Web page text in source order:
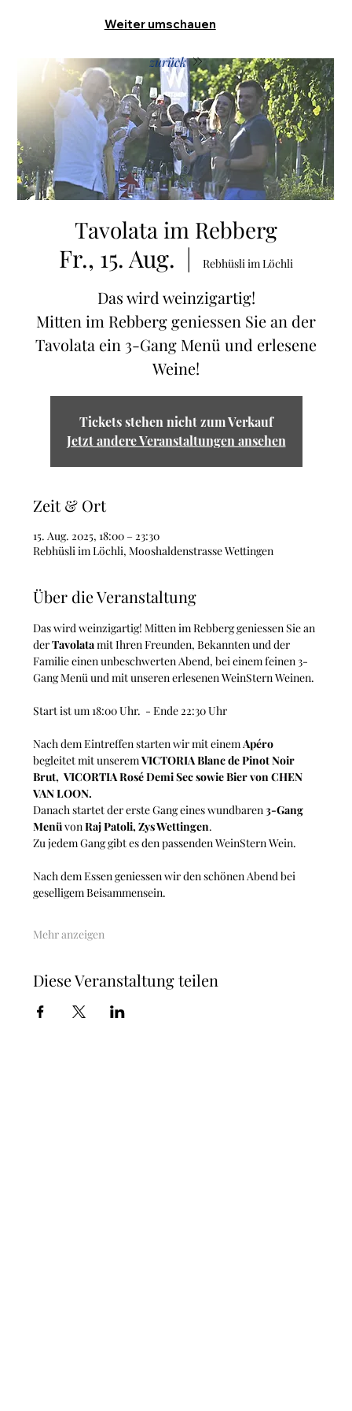
Weiter umschauen
Tavolata im Rebberg
Fr., 15. Aug.
  |
Rebhüsli im Löchli
Das wird weinzigartig!
Mitten im Rebberg geniessen Sie an der
Tavolata ein 3-Gang Menü und erlesene
Weine!
Tickets stehen nicht zum Verkauf
Jetzt andere Veranstaltungen ansehen
Zeit & Ort
15. Aug. 2025, 18:00 – 23:30
Rebhüsli im Löchli, Mooshaldenstrasse Wettingen
Über die Veranstaltung
Das wird weinzigartig! Mitten im Rebberg geniessen Sie an
der Tavolata mit Ihren Freunden, Bekannten und der
Familie einen unbeschwerten Abend, bei einem feinen 3-
Gang Menü und mit unseren erlesenen WeinStern Weinen.
Start ist um 18:00 Uhr.  - Ende 22:30 Uhr
Nach dem Eintreffen starten wir mit einem Apéro
begleitet mit unserem VICTORIA Blanc de Pinot Noir
Brut, VICORTIA Rosé Demi Sec sowie Bier von CHEN
VAN LOON.
Danach startet der erste Gang eines wundbaren 3-Gang
Menü von Raj Patoli, Zys Wettingen.
Zu jedem Gang gibt es den passenden WeinStern Wein.
Nach dem Essen geniessen wir den schönen Abend bei
geselligem Beisammensein.
Mehr anzeigen
Diese Veranstaltung teilen
zurück